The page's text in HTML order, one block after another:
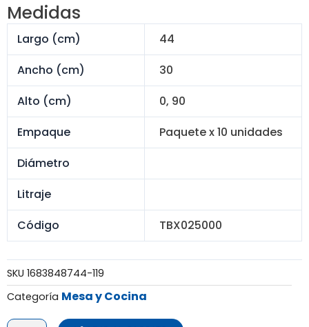
S/ 320.00. S/ 277.00.
Medidas
Largo (cm)
44
Ancho (cm)
30
Alto (cm)
0, 90
Empaque
Paquete x 10 unidades
Diámetro
Litraje
Código
TBX025000
SKU 1683848744-119
Categoría Mesa y Cocina